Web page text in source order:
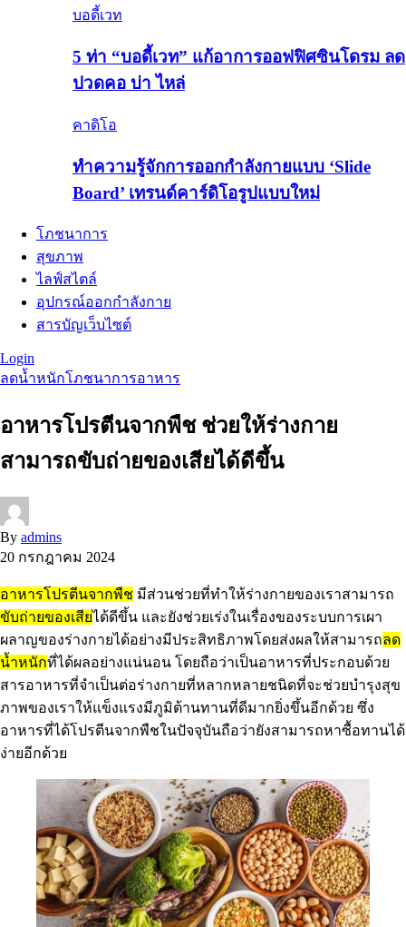
บอดี้เวท
5 ท่า “บอดี้เวท” แก้อาการออฟฟิศซินโดรม ลด
ปวดคอ บ่า ไหล่
คาดิโอ
ทำความรู้จักการออกกำลังกายแบบ ‘Slide
Board’ เทรนด์คาร์ดิโอรูปแบบใหม่
โภชนาการ
สุขภาพ
ไลฟ์สไตล์
อุปกรณ์ออกกำลังกาย
สารบัญเว็บไซต์
Login
ลดน้ำหนักโภชนาการอาหาร
อาหารโปรตีนจากพืช ช่วยให้ร่างกาย
สามารถขับถ่ายของเสียได้ดีขึ้น
By admins
20 กรกฎาคม 2024
อาหารโปรตีนจากพืช มีส่วนช่วยที่ทำให้ร่างกายของเราสามารถ
ขับถ่ายของเสียได้ดีขึ้น และยังช่วยเร่งในเรื่องของระบบการเผา
ผลาญของร่างกายได้อย่างมีประสิทธิภาพโดยส่งผลให้สามารถลด
น้ำหนักที่ได้ผลอย่างแน่นอน โดยถือว่าเป็นอาหารที่ประกอบด้วย
สารอาหารที่จำเป็นต่อร่างกายที่หลากหลายชนิดที่จะช่วยบำรุงสุข
ภาพของเราให้แข็งแรงมีภูมิต้านทานที่ดีมากยิ่งขึ้นอีกด้วย ซึ่ง
อาหารที่ได้โปรตีนจากพืชในปัจจุบันถือว่ายังสามารถหาซื้อทานได้
ง่ายอีกด้วย